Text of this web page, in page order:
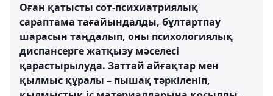
Оған қатысты сот-психиатриялық
сараптама тағайындалды, бұлтартпау
шарасын таңдалып, оны психологиялық
диспансерге жатқызу мәселесі
қарастырылуда. Заттай айғақтар мен
қылмыс құралы – пышақ тәркіленіп,